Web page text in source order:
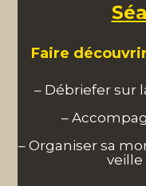
Faire
– Débriefer sur
–
– Organiser sa
veille